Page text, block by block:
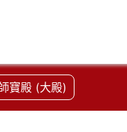
寶殿 (大殿)